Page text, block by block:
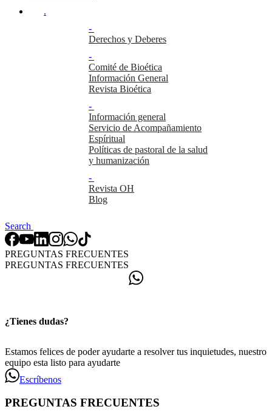
.
-
Derechos y Deberes
-
Comité de Bioética
Información General
Revista Bioética
-
Información general
Servicio de Acompañamiento
Espíritual
Políticas de pastoral de la salud
y humanización
-
Revista OH
Blog
Search
PREGUNTAS FRECUENTES
PREGUNTAS FRECUENTES
¿Tienes dudas?
Estamos felices de poder ayudarte a resolver tus inquietudes, nuestro
equipo esta listo para ayudarte
Escríbenos
PREGUNTAS FRECUENTES